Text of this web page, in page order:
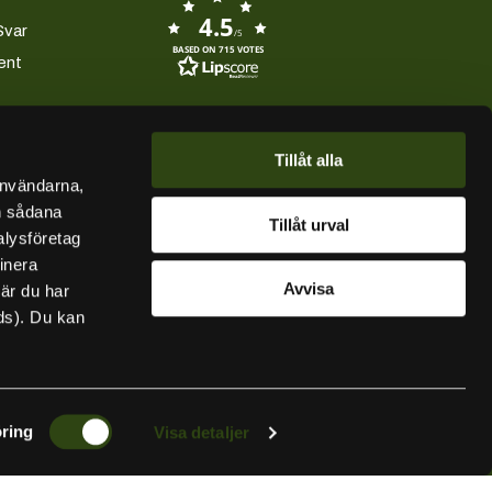
sådana
du har
Du kan
Visa detaljer
Tillåt alla
Tillåt urval
Avvisa
FacebookInstagram
4.5/5
BASED ON 715 VOTES